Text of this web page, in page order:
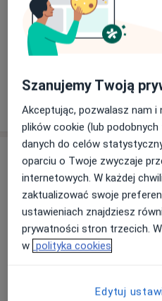
Dostępność
W tym gabinecie nie
internet
Co mam zrobić w tej
Pokaż
Ubezpieczenia - brak
Ten specjalista przyjmuje
prywatnych. Możesz
znaleźć innego specjalistę,
ubezpieczenie.
Szukaj
Szanujemy Twoją
Akceptując, pozwalasz nam
plików cookie (lub
danych do celów
oparciu o Twoje zwyczaje
internetowych. W każdej
zaktualizować swoje
ustawieniach znajdziesz
prywatności stron trzecich.
w polityka cookies
Edytuj